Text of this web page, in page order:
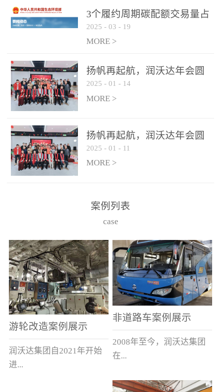
控制系统
3个履约周期碳配额交易量占
全国1/4 山东省碳排放强度持
续降低
2025 - 03 - 19
MORE >
扬帆再起航，润沃达年会圆
满结束！
2025 - 01 - 14
MORE >
扬帆再起航，润沃达年会圆
满结束！
2025 - 01 - 11
MORE >
案例列表
case
游轮改造案例展示
润沃达集团自2021年开始
进...
非道路车案例展示
2008年至今，润沃达集团
在...